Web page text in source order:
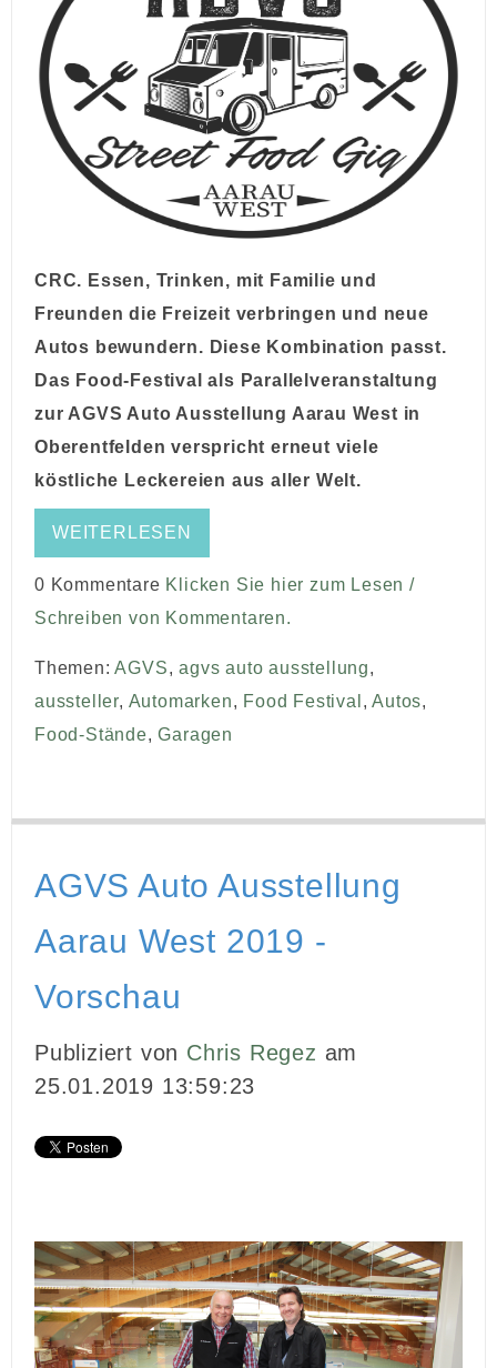
CRC. Essen, Trinken, mit Familie und
Freunden die Freizeit verbringen und neue
Autos bewundern. Diese Kombination passt.
Das Food-Festival als Parallelveranstaltung
zur AGVS Auto Ausstellung Aarau West in
Oberentfelden verspricht erneut viele
köstliche Leckereien aus aller Welt.
WEITERLESEN
0 Kommentare Klicken Sie hier zum Lesen /
Schreiben von Kommentaren.
Themen:AGVS,agvs auto ausstellung,
aussteller, Automarken, Food Festival ,Autos,
Food-Stände,Garagen
AGVS Auto Ausstellung
Aarau West 2019 -
Vorschau
Publiziert von Chris Regez am
25.01.2019 13:59:23